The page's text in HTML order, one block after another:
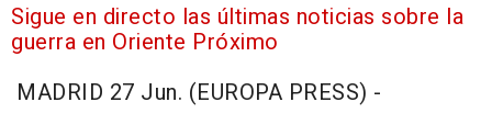
Sigue en directo las últimas noticias sobre la
guerra en Oriente Próximo
MADRID 27 Jun. (EUROPA PRESS) -